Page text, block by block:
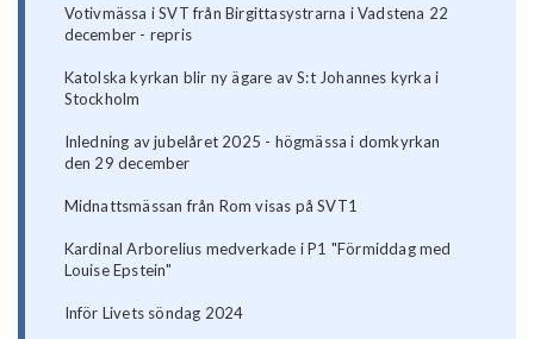
Votivmässa i SVT från Birgittasystrarna i Vadstena 22
december - repris
Katolska kyrkan blir ny ägare av S:t Johannes kyrka i
Stockholm
Inledning av jubelåret 2025 - högmässa i domkyrkan
den 29 december
Midnattsmässan från Rom visas på SVT1
Kardinal Arborelius medverkade i P1 "Förmiddag med
Louise Epstein"
Inför Livets söndag 2024